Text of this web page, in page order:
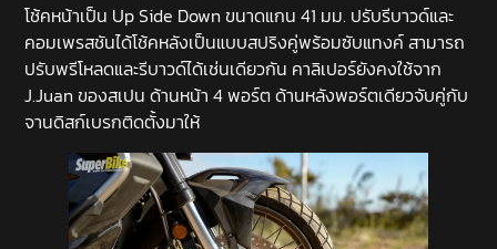
โช้คหน้าเป็น Up Side Down ขนาดแกน 41 มม. ปรับรีบาวด์และ
คอมเพรสชันได้โช้คหลังเป็นแบบสปริงคู่พร้อมซับแทงค์ สามารถ
ปรับพรีโหลดและรีบาวด์ได้เช่นเดียวกัน คาลิเปอร์ยังคงใช้จาก
J.Juan ของสเปน ด้านหน้า 4 พอร์ต ด้านหลังพอร์ตเดียวจับคู่กับ
จานดิสก์เบรกติดตั้งมาให้